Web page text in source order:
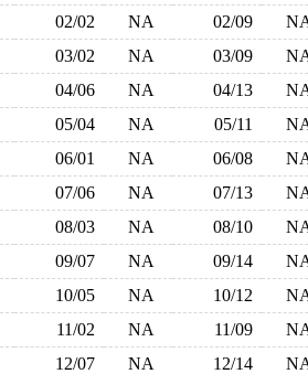
02/02 NA 02/09
03/02 NA 03/09
04/06 NA 04/13
05/04 NA 05/11
06/01 NA 06/08
07/06 NA 07/13
08/03 NA 08/10
09/07 NA 09/14
10/05 NA 10/12
11/02 NA 11/09
12/07 NA 12/14